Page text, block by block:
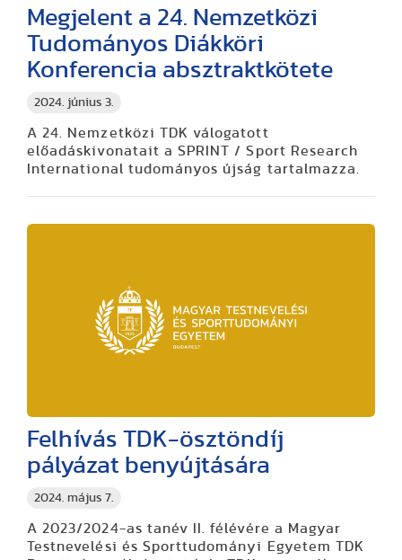
2024. június 3.
Megjelent a 24. Nemzetközi
Tudományos Diákköri
Konferencia absztraktkötete
A 24. Nemzetközi TDK válogatott
előadáskivonatait a SPRINT / Sport Research
International tudományos újság tartalmazza.
2024. május 7.
Felhívás TDK-ösztöndíj
pályázat benyújtására
A 2023/2024-as tanév II. félévére a Magyar
Testnevelési és Sporttudományi Egyetem TDK